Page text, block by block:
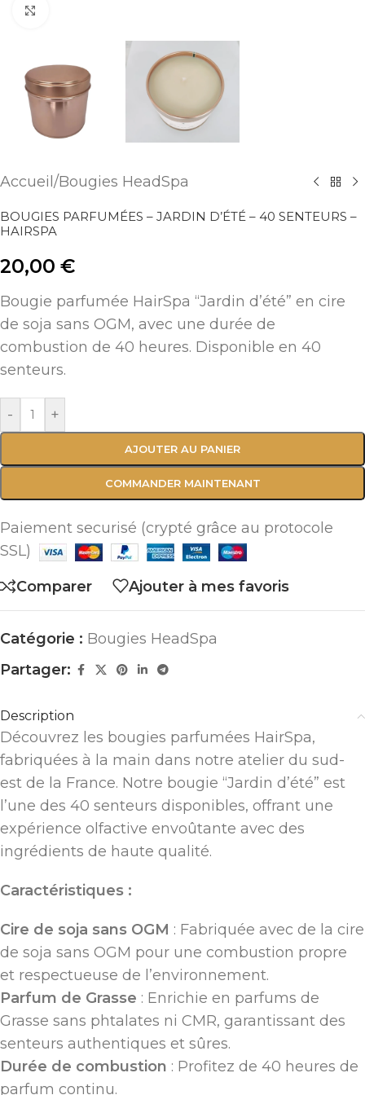
Accueil /Bougies HeadSpa
BOUGIES PARFUMÉES – JARDIN D’ÉTÉ – 40 SENTEURS –
HAIRSPA
20,00 €
Bougie parfumée HairSpa “Jardin d’été” en cire
de soja sans OGM, avec une durée de
combustion de 40 heures. Disponible en 40
senteurs.
- +
AJOUTER AU PANIER
COMMANDER MAINTENANT
Paiement securisé (crypté grâce au protocole
SSL)
Comparer
Ajouter à mes favoris
Catégorie : Bougies HeadSpa
Partager:
Description
Découvrez les bougies parfumées HairSpa,
fabriquées à la main dans notre atelier du sud-
est de la France. Notre bougie “Jardin d’été” est
l’une des 40 senteurs disponibles, offrant une
expérience olfactive envoûtante avec des
ingrédients de haute qualité.
Caractéristiques :
Cire de soja sans OGM : Fabriquée avec de la cire
de soja sans OGM pour une combustion propre
et respectueuse de l’environnement.
Parfum de Grasse : Enrichie en parfums de
Grasse sans phtalates ni CMR, garantissant des
senteurs authentiques et sûres.
Durée de combustion : Profitez de 40 heures de
parfum continu.